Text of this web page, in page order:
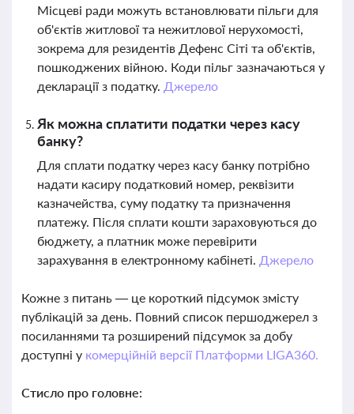
Місцеві ради можуть встановлювати пільги для
об'єктів житлової та нежитлової нерухомості,
зокрема для резидентів Дефенс Сіті та об'єктів,
пошкоджених війною. Коди пільг зазначаються у
декларації з податку. Джерело
Як можна сплатити податки через касу
банку?
Для сплати податку через касу банку потрібно
надати касиру податковий номер, реквізити
казначейства, суму податку та призначення
платежу. Після сплати кошти зараховуються до
бюджету, а платник може перевірити
зарахування в електронному кабінеті. Джерело
Кожне з питань — це короткий підсумок змісту
публікацій за день. Повний список першоджерел з
посиланнями та розширений підсумок за добу
доступні у комерційній версії Платформи LIGA360.
Стисло про головне: